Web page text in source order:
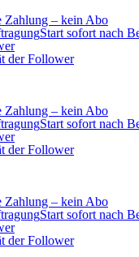
Zahlung – kein Abo
Start sofort nach
der Follower
Zahlung – kein Abo
Start sofort nach
der Follower
Zahlung – kein Abo
Start sofort nach
der Follower